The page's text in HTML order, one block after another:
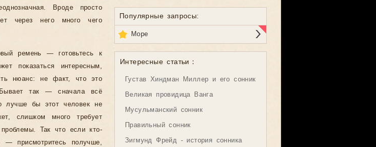
Вроде просто
через него много чего
ремень — готовьтесь к
показаться интересным,
нюанс: не факт, что это
так — сначала всё
лучше бы этот человек не
слишком много требует
Так что если кто-
— присмотритесь получше,
Популярные запросы:
Море
Интересные статьи：
Густав Хиндман Миллер и его сонник
Великая провидица Ванга
Мусульманский сонник
Правильный сонник
Зигмунд Фрейд - история сонника